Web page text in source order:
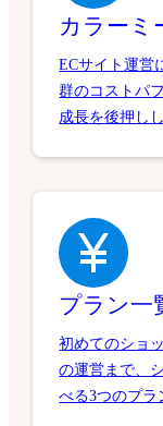
カラーミ
ECサイト運営
群のコストパ
成長を後押し
プラン一
初めてのショ
の運営まで、
べる3つのプラ